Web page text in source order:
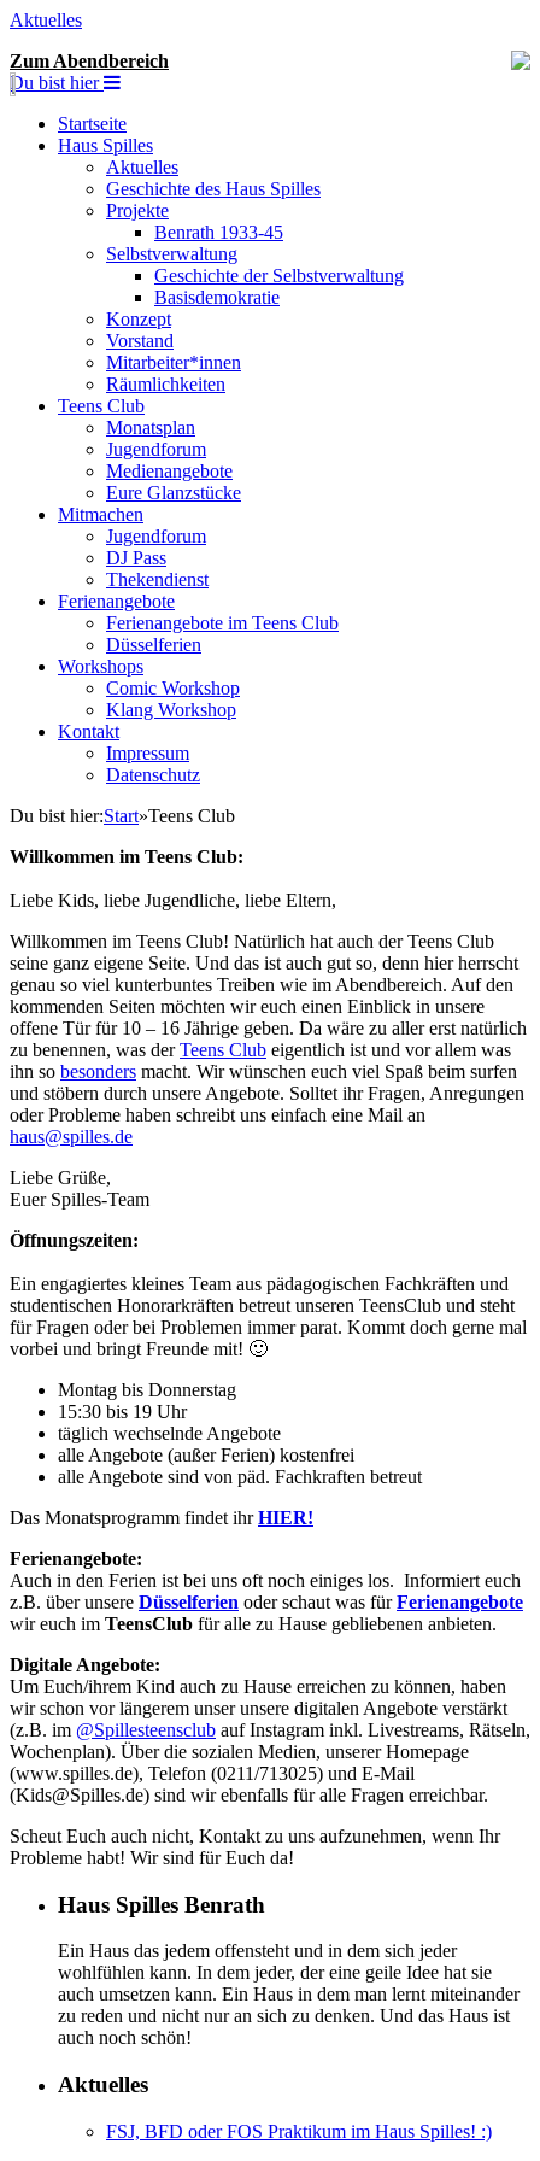
Aktuelles
Zum Abendbereich
Du bist hier
Startseite
Haus Spilles
Aktuelles
Geschichte des Haus Spilles
Projekte
Benrath 1933-45
Selbstverwaltung
Geschichte der Selbstverwaltung
Basisdemokratie
Konzept
Vorstand
Mitarbeiter*innen
Räumlichkeiten
Teens Club
Monatsplan
Jugendforum
Medienangebote
Eure Glanzstücke
Mitmachen
Jugendforum
DJ Pass
Thekendienst
Ferienangebote
Ferienangebote im Teens Club
Düsselferien
Workshops
Comic Workshop
Klang Workshop
Kontakt
Impressum
Datenschutz
Du bist hier:Start»Teens Club
Willkommen im Teens Club:
Liebe Kids, liebe Jugendliche, liebe Eltern,
Willkommen im Teens Club! Natürlich hat auch der Teens Club
seine ganz eigene Seite. Und das ist auch gut so, denn hier herrscht
genau so viel kunterbuntes Treiben wie im Abendbereich. Auf den
kommenden Seiten möchten wir euch einen Einblick in unsere
offene Tür für 10 – 16 Jährige geben. Da wäre zu aller erst natürlich
zu benennen, was derTeens Club eigentlich ist und vor allem was
ihn so besonders macht. Wir wünschen euch viel Spaß beim surfen
und stöbern durch unsere Angebote. Solltet ihr Fragen, Anregungen
oder Probleme haben schreibt uns einfach eine Mail an
haus@spilles.de
Liebe Grüße,
Euer Spilles-Team
Öffnungszeiten:
Ein engagiertes kleines Team aus pädagogischen Fachkräften und
studentischen Honorarkräften betreut unseren TeensClub und steht
für Fragen oder bei Problemen immer parat. Kommt doch gerne mal
vorbei und bringt Freunde mit! 🙂
Montag bis Donnerstag
15:30 bis 19 Uhr
täglich wechselnde Angebote
alle Angebote (außer Ferien) kostenfrei
alle Angebote sind von päd. Fachkraften betreut
Das Monatsprogramm findet ihrHIER!
Ferienangebote:
Auch in den Ferien ist bei uns oft noch einiges los. Informiert euch
z.B. über unsere Düsselferien oder schaut was fürFerienangebote
wir euch im TeensClub für alle zu Hause gebliebenen anbieten.
Digitale Angebote:
Um Euch/ihrem Kind auch zu Hause erreichen zu können, haben
wir schon vor längerem unser unsere digitalen Angebote verstärkt
(z.B. im @Spillesteensclub auf Instagram inkl. Livestreams, Rätseln,
Wochenplan). Über die sozialen Medien, unserer Homepage
(www.spilles.de), Telefon (0211/713025) und E-Mail
(Kids@Spilles.de) sind wir ebenfalls für alle Fragen erreichbar.
Scheut Euch auch nicht, Kontakt zu uns aufzunehmen, wenn Ihr
Probleme habt! Wir sind für Euch da!
Haus Spilles Benrath
Ein Haus das jedem offensteht und in dem sich jeder
wohlfühlen kann. In dem jeder, der eine geile Idee hat sie
auch umsetzen kann. Ein Haus in dem man lernt miteinander
zu reden und nicht nur an sich zu denken. Und das Haus ist
auch noch schön!
Aktuelles
FSJ, BFD oder FOS Praktikum im Haus Spilles! :)